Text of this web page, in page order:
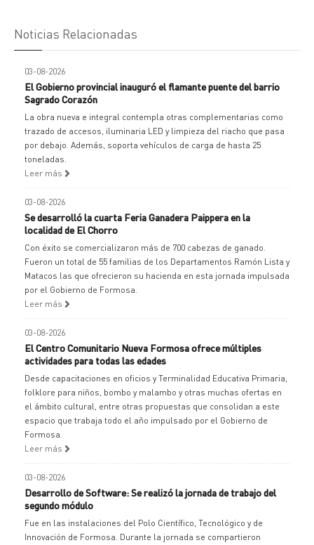
Noticias Relacionadas
03-08-2026
El Gobierno provincial inauguró el flamante puente del barrio
Sagrado Corazón
La obra nueva e integral contempla otras complementarias como
trazado de accesos, iluminaria LED y limpieza del riacho que pasa
por debajo. Además, soporta vehículos de carga de hasta 25
toneladas.
Leer más
03-08-2026
Se desarrolló la cuarta Feria Ganadera Paippera en la
localidad de El Chorro
Con éxito se comercializaron más de 700 cabezas de ganado.
Fueron un total de 55 familias de los Departamentos Ramón Lista y
Matacos las que ofrecieron su hacienda en esta jornada impulsada
por el Gobierno de Formosa.
Leer más
03-08-2026
El Centro Comunitario Nueva Formosa ofrece múltiples
actividades para todas las edades
Desde capacitaciones en oficios y Terminalidad Educativa Primaria,
folklore para niños, bombo y malambo y otras muchas ofertas en
el ámbito cultural, entre otras propuestas que consolidan a este
espacio que trabaja todo el año impulsado por el Gobierno de
Formosa.
Leer más
03-08-2026
Desarrollo de Software: Se realizó la jornada de trabajo del
segundo módulo
Fue en las instalaciones del Polo Científico, Tecnológico y de
Innovación de Formosa. Durante la jornada se compartieron